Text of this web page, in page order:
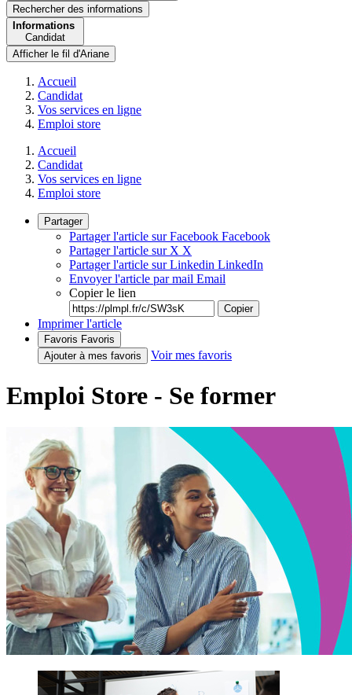
Rechercherdes informations
Informations
Candidat
Afficher le fil d'Ariane
Accueil
Candidat
Vos services en ligne
Emploi store
Accueil
Candidat
Vos services en ligne
Emploi store
Partager
Partager l'article sur Facebook Facebook
Partager l'article sur X X
Partager l'article sur Linkedin LinkedIn
Envoyer l'article par mail Email
Copier le lien
Copier
Imprimer l'article
Favoris Favoris
Ajouter à mes favoris
Voir mes favoris
Emploi Store - Se former